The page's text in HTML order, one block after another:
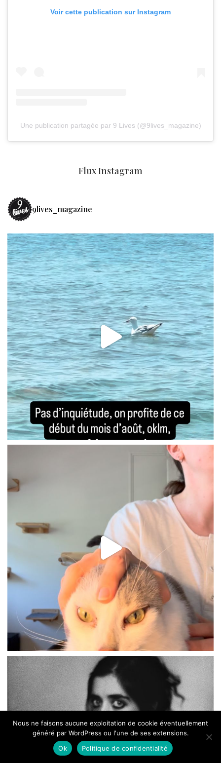
Voir cette publication sur Instagram
Une publication partagée par 9 Lives (@9lives_magazine)
Flux Instagram
9lives_magazine
Nous ne faisons aucune exploitation de cookie éventuellement
généré par WordPress ou l'une de ses extensions.
Ok
Politique de confidentialité